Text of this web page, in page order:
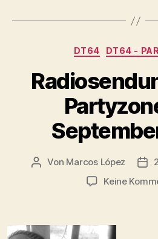
DT64 DT64 -
Beitragsautor
Von Marcos López
Keine